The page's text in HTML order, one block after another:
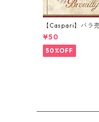
【Caspari】バラ
クテルサイズ ペー
キン Wine Labels
¥50
50%OFF